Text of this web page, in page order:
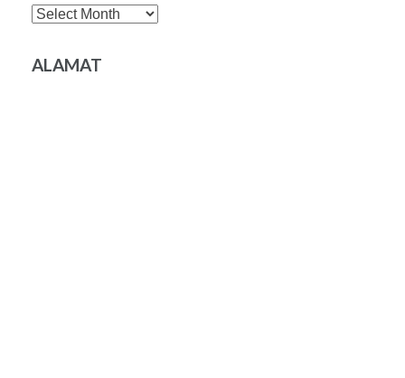
Archives
ALAMAT